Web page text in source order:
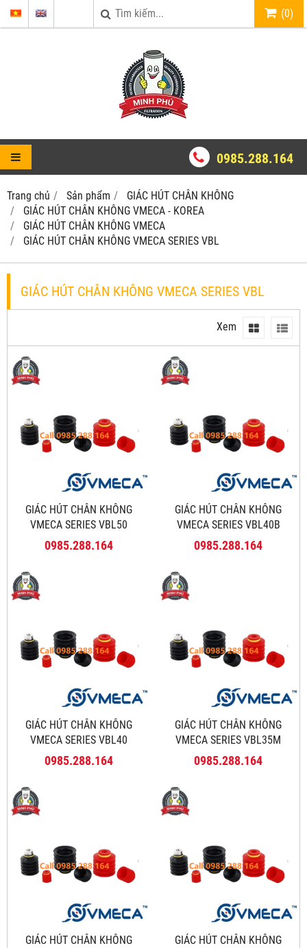
(0)
0985.288.164
Trang chủ Sản phẩm
GIÁC HÚT CHÂN KHÔNG
GIÁC HÚT CHÂN KHÔNG VMECA - KOREA
GIÁC HÚT CHÂN KHÔNG VMECA
GIÁC HÚT CHÂN KHÔNG VMECA SERIES VBL
GIÁC HÚT CHÂN KHÔNG VMECA SERIES VBL
Xem
GIÁC HÚT CHÂN KHÔNG
VMECA SERIES VBL50
0985.288.164
GIÁC HÚT CHÂN KHÔNG
VMECA SERIES VBL40B
0985.288.164
GIÁC HÚT CHÂN KHÔNG
VMECA SERIES VBL40
0985.288.164
GIÁC HÚT CHÂN KHÔNG
VMECA SERIES VBL35M
0985.288.164
GIÁC HÚT CHÂN KHÔNG
GIÁC HÚT CHÂN KHÔNG